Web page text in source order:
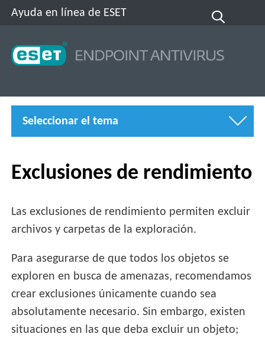
Ayuda en línea de ESET
Seleccionar el tema
Exclusiones de rendimiento
Las exclusiones de rendimiento permiten excluir
archivos y carpetas de la exploración.
Para asegurarse de que todos los objetos se
exploren en busca de amenazas, recomendamos
crear exclusiones únicamente cuando sea
absolutamente necesario. Sin embargo, existen
situaciones en las que deba excluir un objeto;